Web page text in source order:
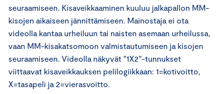
seuraamiseen. Kisaveikkaaminen kuuluu jalkapallon MM-
kisojen aikaiseen jännittämiseen. Mainostaja ei ota
videolla kantaa urheiluun tai naisten asemaan urheilussa,
vaan MM-kisakatsomoon valmistautumiseen ja kisojen
seuraamiseen. Videolla näkyvät ”1X2”-tunnukset
viittaavat kisaveikkauksen pelilogiikkaan: 1=kotivoitto,
X=tasapeli ja 2=vierasvoitto.